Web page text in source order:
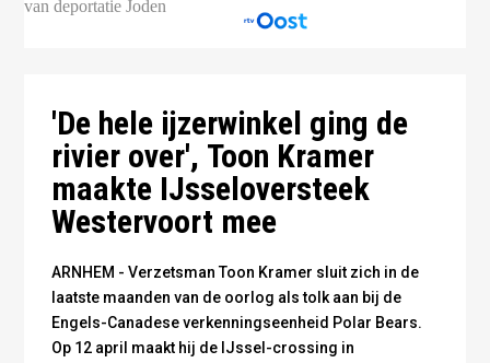
'De hele ijzerwinkel ging de
rivier over', Toon Kramer
maakte IJsseloversteek
Westervoort mee
ARNHEM - Verzetsman Toon Kramer sluit zich in de
laatste maanden van de oorlog als tolk aan bij de
Engels-Canadese verkenningseenheid Polar Bears.
Op 12 april maakt hij de IJssel-crossing in